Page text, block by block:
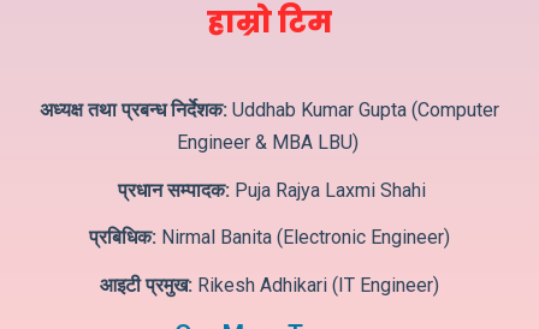
हाम्रो टिम
अध्यक्ष तथा प्रबन्ध निर्देशक: Uddhab Kumar Gupta (Computer
Engineer & MBA LBU)
प्रधान सम्पादक: Puja Rajya Laxmi Shahi
प्रबिधिक: Nirmal Banita (Electronic Engineer)
आइटी प्रमुख: Rikesh Adhikari (IT Engineer)